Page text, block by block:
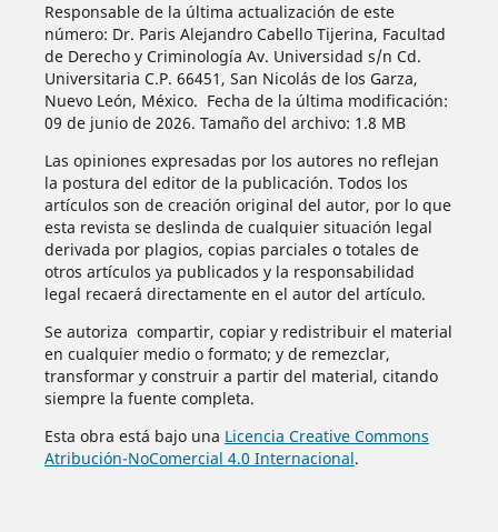
Responsable de la última actualización de este
número: Dr. Paris Alejandro Cabello Tijerina, Facultad
de Derecho y Criminología Av. Universidad s/n Cd.
Universitaria C.P. 66451, San Nicolás de los Garza,
Nuevo León, México. Fecha de la última modificación:
09 de junio de 2026. Tamaño del archivo: 1.8 MB
Las opiniones expresadas por los autores no reflejan
la postura del editor de la publicación. Todos los
artículos son de creación original del autor, por lo que
esta revista se deslinda de cualquier situación legal
derivada por plagios, copias parciales o totales de
otros artículos ya publicados y la responsabilidad
legal recaerá directamente en el autor del artículo.
Se autoriza compartir, copiar y redistribuir el material
en cualquier medio o formato; y de remezclar,
transformar y construir a partir del material, citando
siempre la fuente completa.
Esta obra está bajo una Licencia Creative Commons
Atribución-NoComercial 4.0 Internacional.